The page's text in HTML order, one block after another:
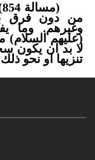
من دون فرق
وغيرهم. وما
(عليهم السلام)
لا بد ان يكون
تنزيها او نحو